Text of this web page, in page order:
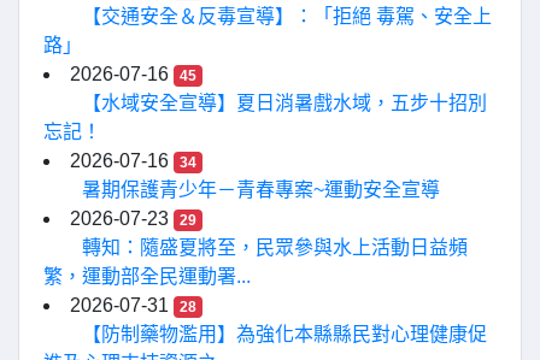
【交通安全＆反毒宣導】：「拒絕 毒駕、安全上
路」
2026-07-16
45
【水域安全宣導】夏日消暑戲水域，五步十招別
忘記！
2026-07-16
34
暑期保護青少年－青春專案~運動安全宣導
2026-07-23
29
轉知：隨盛夏將至，民眾參與水上活動日益頻
繁，運動部全民運動署...
2026-07-31
28
【防制藥物濫用】為強化本縣縣民對心理健康促